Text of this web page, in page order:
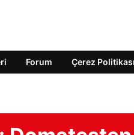
Forum Çerez Politikası